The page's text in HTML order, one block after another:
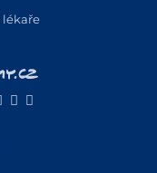
lékaře